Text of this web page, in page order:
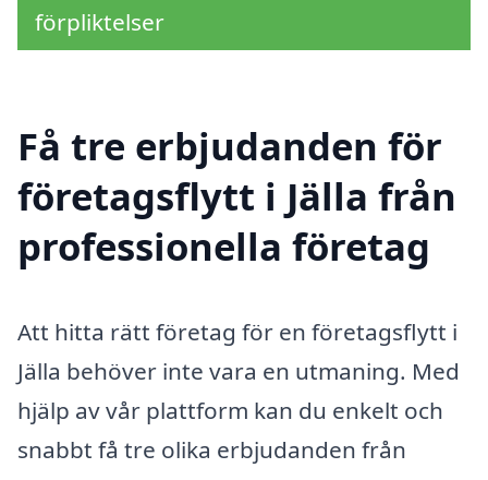
förpliktelser
Få tre erbjudanden för
företagsflytt i Jälla från
professionella företag
Att hitta rätt företag för en företagsflytt i
Jälla behöver inte vara en utmaning. Med
hjälp av vår plattform kan du enkelt och
snabbt få tre olika erbjudanden från